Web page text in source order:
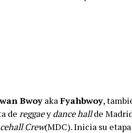
BwoyakaFyahbwoy,
de reggaeydance hallde
Crew(MDC). Inicia su